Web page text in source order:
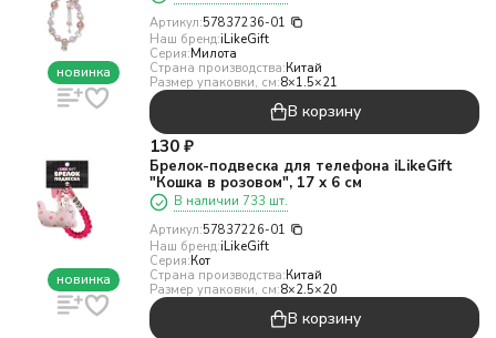
новинка
Артикул:57837236-01
Наш бренд:iLikeGift
Серия:Милота
Страна производства:Китай
Размер упаковки, см:8×1.5×21
В корзину
новинка
130 ₽
Брелок-подвеска для телефона iLikeGift
"Кошка в розовом", 17 х 6 см
В наличии 733 шт.
Артикул:57837226-01
Наш бренд:iLikeGift
Серия:Кот
Страна производства:Китай
Размер упаковки, см:8×2.5×20
В корзину